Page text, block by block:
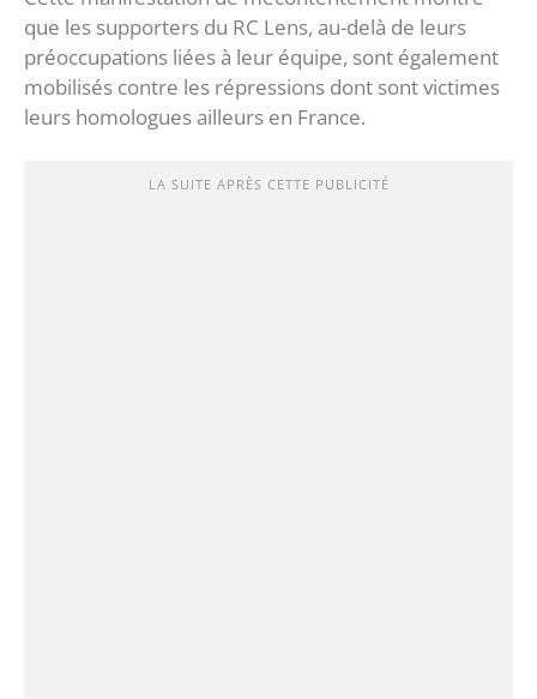
que les supporters du RC Lens, au-delà de leurs
préoccupations liées à leur équipe, sont également
mobilisés contre les répressions dont sont victimes
leurs homologues ailleurs en France.
LA SUITE APRÈS CETTE PUBLICITÉ